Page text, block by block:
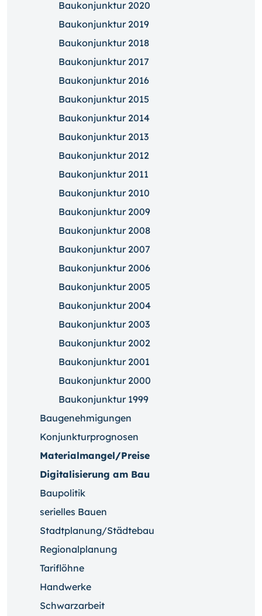
Baukonjunktur 2020
Baukonjunktur 2019
Baukonjunktur 2018
Baukonjunktur 2017
Baukonjunktur 2016
Baukonjunktur 2015
Baukonjunktur 2014
Baukonjunktur 2013
Baukonjunktur 2012
Baukonjunktur 2011
Baukonjunktur 2010
Baukonjunktur 2009
Baukonjunktur 2008
Baukonjunktur 2007
Baukonjunktur 2006
Baukonjunktur 2005
Baukonjunktur 2004
Baukonjunktur 2003
Baukonjunktur 2002
Baukonjunktur 2001
Baukonjunktur 2000
Baukonjunktur 1999
Baugenehmigungen
Konjunkturprognosen
Materialmangel/Preise
Digitalisierung am Bau
Baupolitik
serielles Bauen
Stadtplanung/Städtebau
Regionalplanung
Tariflöhne
Handwerke
Schwarzarbeit